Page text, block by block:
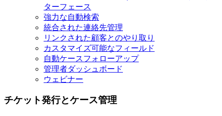
ターフェース
強力な自動検索
統合された連絡先管理
リンクされた顧客とのやり取り
カスタマイズ可能なフィールド
自動ケースフォローアップ
管理者ダッシュボード
ウェビナー
チケット発行とケース管理